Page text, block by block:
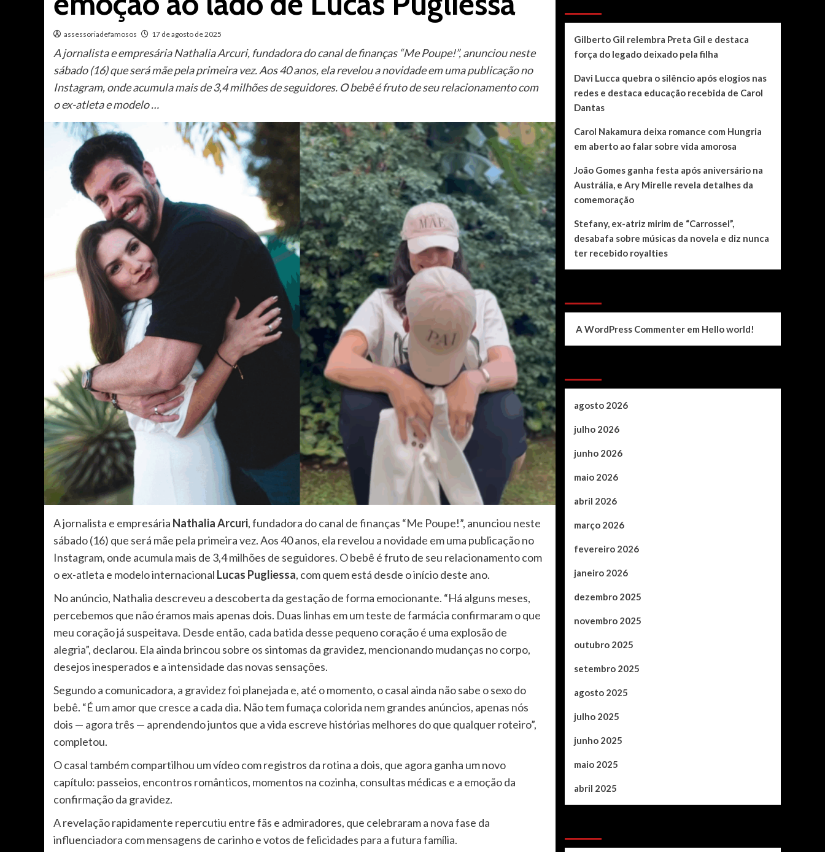
assessoriadefamosos 17 de agosto de 2025
A jornalista e empresária Nathalia Arcuri, fundadora do canal de finanças “Me Poupe!”, anunciou neste
sábado (16) que será mãe pela primeira vez. Aos 40 anos, ela revelou a novidade em uma publicação no
Instagram, onde acumula mais de 3,4 milhões de seguidores. O bebê é fruto de seu relacionamento com
o ex-atleta e modelo …
A jornalista e empresária Nathalia Arcuri, fundadora do canal de finanças “Me Poupe!”, anunciou neste
sábado (16) que será mãe pela primeira vez. Aos 40 anos, ela revelou a novidade em uma publicação no
Instagram, onde acumula mais de 3,4 milhões de seguidores. O bebê é fruto de seu relacionamento com
o ex-atleta e modelo internacional Lucas Pugliessa, com quem está desde o início deste ano.
No anúncio, Nathalia descreveu a descoberta da gestação de forma emocionante. “Há alguns meses,
percebemos que não éramos mais apenas dois. Duas linhas em um teste de farmácia confirmaram o que
meu coração já suspeitava. Desde então, cada batida desse pequeno coração é uma explosão de
alegria”, declarou. Ela ainda brincou sobre os sintomas da gravidez, mencionando mudanças no corpo,
desejos inesperados e a intensidade das novas sensações.
Segundo a comunicadora, a gravidez foi planejada e, até o momento, o casal ainda não sabe o sexo do
bebê. “É um amor que cresce a cada dia. Não tem fumaça colorida nem grandes anúncios, apenas nós
dois — agora três — aprendendo juntos que a vida escreve histórias melhores do que qualquer roteiro”,
completou.
O casal também compartilhou um vídeo com registros da rotina a dois, que agora ganha um novo
capítulo: passeios, encontros românticos, momentos na cozinha, consultas médicas e a emoção da
confirmação da gravidez.
A revelação rapidamente repercutiu entre fãs e admiradores, que celebraram a nova fase da
influenciadora com mensagens de carinho e votos de felicidades para a futura família.
Gilberto Gil relembra Preta Gil e destaca
força do legado deixado pela filha
Davi Lucca quebra o silêncio após elogios nas
redes e destaca educação recebida de Carol
Dantas
Carol Nakamura deixa romance com Hungria
em aberto ao falar sobre vida amorosa
João Gomes ganha festa após aniversário na
Austrália, e Ary Mirelle revela detalhes da
comemoração
Stefany, ex-atriz mirim de “Carrossel”,
desabafa sobre músicas da novela e diz nunca
ter recebido royalties
A WordPress Commenterem Hello world!
agosto 2026
julho 2026
junho 2026
maio 2026
abril 2026
março 2026
fevereiro 2026
janeiro 2026
dezembro 2025
novembro 2025
outubro 2025
setembro 2025
agosto 2025
julho 2025
junho 2025
maio 2025
abril 2025